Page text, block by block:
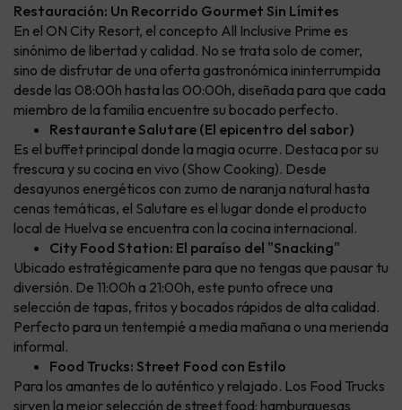
Restauración: Un Recorrido Gourmet Sin Límites
En el ON City Resort, el concepto All Inclusive Prime es
sinónimo de libertad y calidad. No se trata solo de comer,
sino de disfrutar de una oferta gastronómica ininterrumpida
desde las 08:00h hasta las 00:00h, diseñada para que cada
miembro de la familia encuentre su bocado perfecto.
Restaurante Salutare (El epicentro del sabor)
Es el buffet principal donde la magia ocurre. Destaca por su
frescura y su cocina en vivo (Show Cooking). Desde
desayunos energéticos con zumo de naranja natural hasta
cenas temáticas, el Salutare es el lugar donde el producto
local de Huelva se encuentra con la cocina internacional.
City Food Station: El paraíso del "Snacking"
Ubicado estratégicamente para que no tengas que pausar tu
diversión. De 11:00h a 21:00h, este punto ofrece una
selección de tapas, fritos y bocados rápidos de alta calidad.
Perfecto para un tentempié a media mañana o una merienda
informal.
Food Trucks: Street Food con Estilo
Para los amantes de lo auténtico y relajado. Los Food Trucks
sirven la mejor selección de street food: hamburguesas